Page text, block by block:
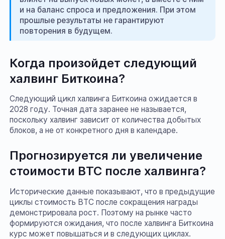
и на баланс спроса и предложения. При этом
прошлые результаты не гарантируют
повторения в будущем.
Когда произойдет следующий
халвинг Биткоина?
Следующий цикл халвинга Биткоина ожидается в
2028 году. Точная дата заранее не называется,
поскольку халвинг зависит от количества добытых
блоков, а не от конкретного дня в календаре.
Прогнозируется ли увеличение
стоимости BTC после халвинга?
Исторические данные показывают, что в предыдущие
циклы стоимость BTC после сокращения награды
демонстрировала рост. Поэтому на рынке часто
формируются ожидания, что после халвинга Биткоина
курс может повышаться и в следующих циклах.